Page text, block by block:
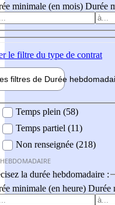
minimale (en mois) Durée
le filtre du type de contrat
filtres de Durée hebdo
Temps plein (58)
Temps partiel (11)
Non renseignée (218)
la durée hebdomadaire :
minimale (en heure) Durée